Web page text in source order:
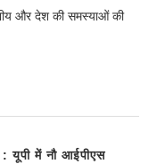
और देश की समस्याओं की
में नौ आईपीएस